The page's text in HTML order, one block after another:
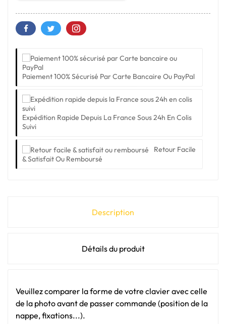
Paiement 100% Sécurisé Par Carte Bancaire Ou PayPal
Expédition Rapide Depuis La France Sous 24h En Colis
Suivi
Retour Facile
& Satisfait Ou Remboursé
Description
Détails du produit
Veuillez comparer la forme de votre clavier avec celle
de la photo avant de passer commande (position de la
nappe, fixations...).